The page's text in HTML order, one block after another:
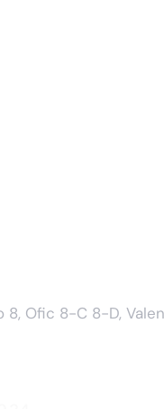
8, Ofic 8-C 8-D,